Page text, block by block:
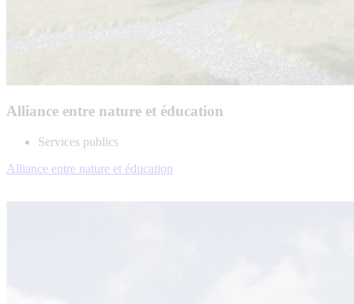
Alliance entre nature et éducation
Services publics
Alliance entre nature et éducation